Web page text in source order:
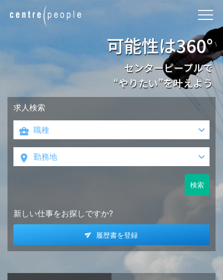
求人検索
検索
新しい仕事をお探しですか?
履歴書を登録
∞
無限大の可能性に
ダイブ
可能性は360°
センターピープルで
“やりたい”を叶えよう
英国・欧州での採用・就職を
サポートし続けて30年超
本物のチームワークがここにあります